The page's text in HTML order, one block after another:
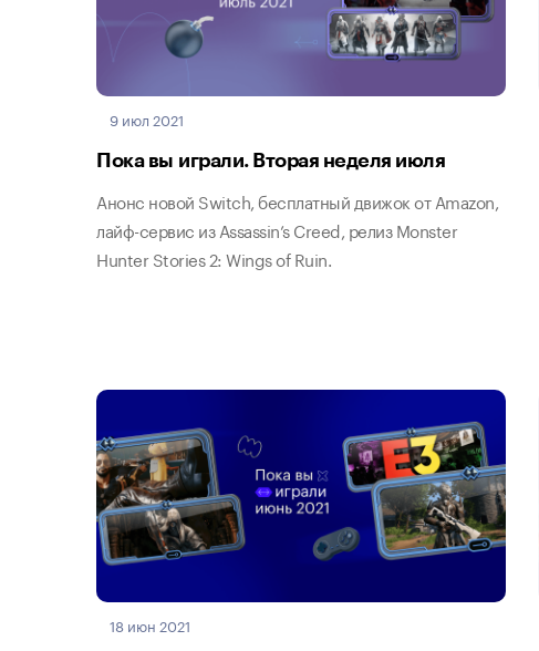
9 июл 2021
Пока вы играли. Вторая неделя июля
Анонс новой Switch, бесплатный движок от Amazon,
лайф-сервис из Assassin’s Creed, релиз Monster
Hunter Stories 2: Wings of Ruin.
18 июн 2021